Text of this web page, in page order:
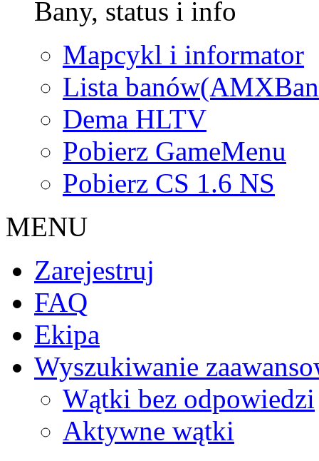
Bany, status i info
Mapcykl i informator
Lista
Dema HLTV
Pobierz GameMenu
Pobierz CS 1.6 NS
MENU
Zarejestruj
FAQ
Ekipa
Wyszukiwanie
Wątki bez odpowiedzi
Aktywne wątki